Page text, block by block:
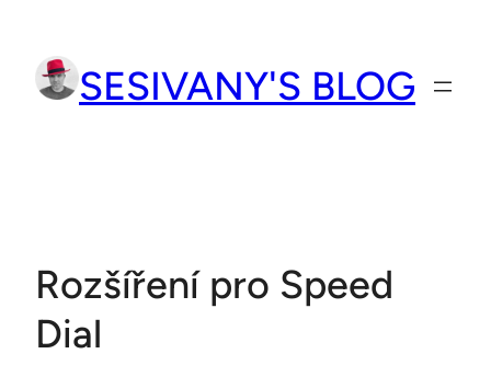
obsah
SESIVANY'S BLOG
Rozšíření pro Speed
Dial